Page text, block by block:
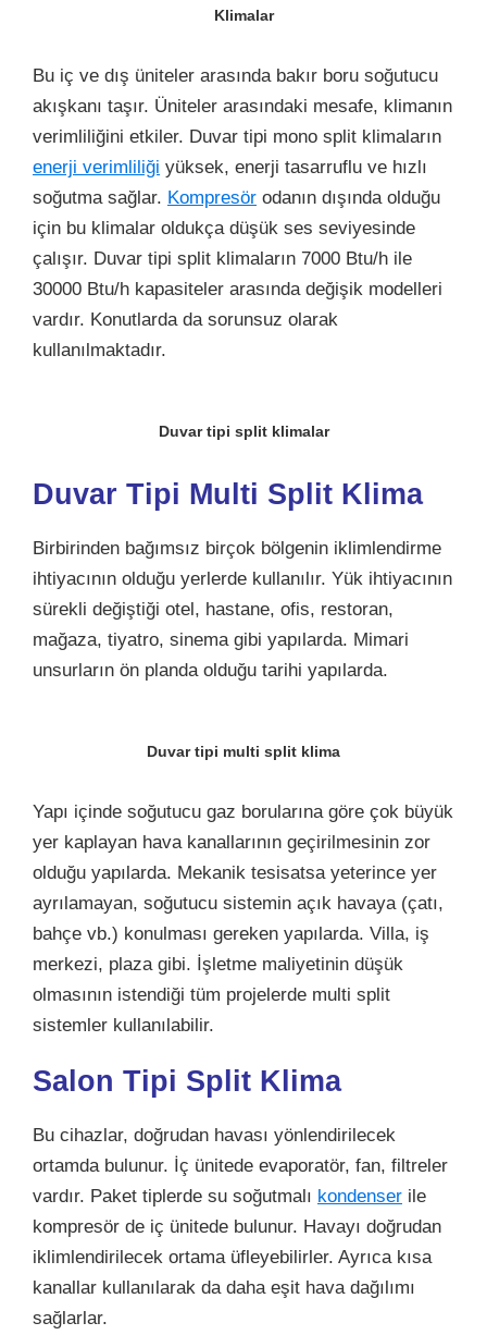
Klimalar
Bu iç ve dış üniteler arasında bakır boru soğutucu
akışkanı taşır. Üniteler arasındaki mesafe, klimanın
verimliliğini etkiler. Duvar tipi mono split klimaların
enerji verimliliği yüksek, enerji tasarruflu ve hızlı
soğutma sağlar. Kompresör odanın dışında olduğu
için bu klimalar oldukça düşük ses seviyesinde
çalışır. Duvar tipi split klimaların 7000 Btu/h ile
30000 Btu/h kapasiteler arasında değişik modelleri
vardır. Konutlarda da sorunsuz olarak
kullanılmaktadır.
Duvar tipi split klimalar
Duvar Tipi Multi Split Klima
Birbirinden bağımsız birçok bölgenin iklimlendirme
ihtiyacının olduğu yerlerde kullanılır. Yük ihtiyacının
sürekli değiştiği otel, hastane, ofis, restoran,
mağaza, tiyatro, sinema gibi yapılarda. Mimari
unsurların ön planda olduğu tarihi yapılarda.
Duvar tipi multi split klima
Yapı içinde soğutucu gaz borularına göre çok büyük
yer kaplayan hava kanallarının geçirilmesinin zor
olduğu yapılarda. Mekanik tesisatsa yeterince yer
ayrılamayan, soğutucu sistemin açık havaya (çatı,
bahçe vb.) konulması gereken yapılarda. Villa, iş
merkezi, plaza gibi. İşletme maliyetinin düşük
olmasının istendiği tüm projelerde multi split
sistemler kullanılabilir.
Salon Tipi Split Klima
Bu cihazlar, doğrudan havası yönlendirilecek
ortamda bulunur. İç ünitede evaporatör, fan, filtreler
vardır. Paket tiplerde su soğutmalı kondenser ile
kompresör de iç ünitede bulunur. Havayı doğrudan
iklimlendirilecek ortama üfleyebilirler. Ayrıca kısa
kanallar kullanılarak da daha eşit hava dağılımı
sağlarlar.